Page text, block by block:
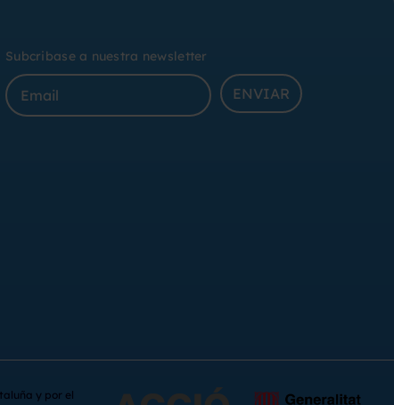
Subcribase a nuestra newsletter
ENVIAR
y por el